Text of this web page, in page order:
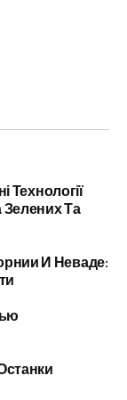
Технології
Та
И Неваде: